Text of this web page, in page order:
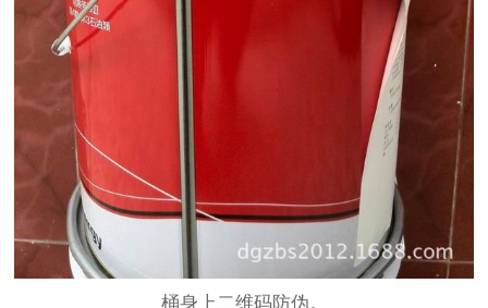
桶身上二维码防伪。